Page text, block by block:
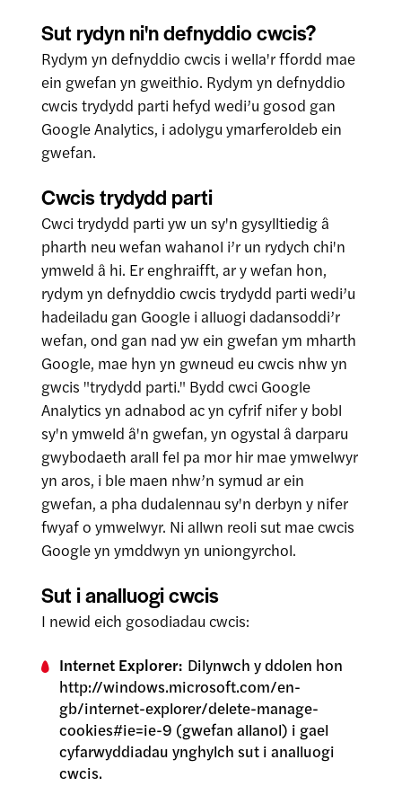
Sut rydyn ni'n defnyddio cwcis?
Rydym yn defnyddio cwcis i wella'r ffordd mae
ein gwefan yn gweithio. Rydym yn defnyddio
cwcis trydydd parti hefyd wedi’u gosod gan
Google Analytics, i adolygu ymarferoldeb ein
gwefan.
Cwcis trydydd parti
Cwci trydydd parti yw un sy'n gysylltiedig â
pharth neu wefan wahanol i’r un rydych chi'n
ymweld â hi. Er enghraifft, ar y wefan hon,
rydym yn defnyddio cwcis trydydd parti wedi’u
hadeiladu gan Google i alluogi dadansoddi’r
wefan, ond gan nad yw ein gwefan ym mharth
Google, mae hyn yn gwneud eu cwcis nhw yn
gwcis "trydydd parti." Bydd cwci Google
Analytics yn adnabod ac yn cyfrif nifer y bobl
sy'n ymweld â'n gwefan, yn ogystal â darparu
gwybodaeth arall fel pa mor hir mae ymwelwyr
yn aros, i ble maen nhw’n symud ar ein
gwefan, a pha dudalennau sy'n derbyn y nifer
fwyaf o ymwelwyr. Ni allwn reoli sut mae cwcis
Google yn ymddwyn yn uniongyrchol.
Sut i analluogi cwcis
I newid eich gosodiadau cwcis:
Internet Explorer: Dilynwch y ddolen hon
http://windows.microsoft.com/en-
gb/internet-explorer/delete-manage-
cookies#ie=ie-9 (gwefan allanol) i gael
cyfarwyddiadau ynghylch sut i analluogi
cwcis.